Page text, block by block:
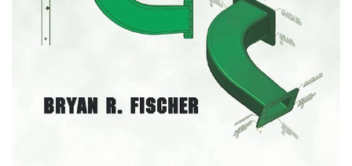
Bayesian models; Bambi, for flexible and easy
hierarchical linear modeling; PreliZ, for prior
elicitation; PyMC-BART, for flexible non-
parametric regression; and Kulprit, for variable
In this updated edition, a brief and conceptual
introduction to probability theory enhances your
learning journey by introducing new topics like